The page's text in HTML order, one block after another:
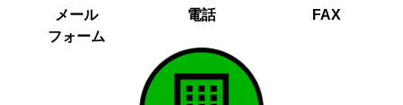
メール
フォーム
電話 FAX